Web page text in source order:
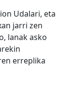
Udalari, eta
jarri zen
lanak asko
erreplika